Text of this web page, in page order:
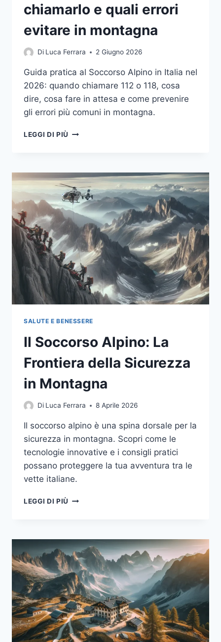
chiamarlo e quali errori
evitare in montagna
Di Luca Ferrara 2 Giugno 2026
Guida pratica al Soccorso Alpino in Italia nel
2026: quando chiamare 112 o 118, cosa
dire, cosa fare in attesa e come prevenire
gli errori più comuni in montagna.
LEGGI DI PIÙ SOCCORSO
NEL
2026:
COME
FUNZIONA
DAVVERO,
QUANDO
CHIAMARLO
E
QUALI
ERRORI
EVITARE
IN
MONTAGNA
SALUTE E BENESSERE
Il Soccorso Alpino: La
Frontiera della Sicurezza
in Montagna
Di Luca Ferrara 8 Aprile 2026
Il soccorso alpino è una spina dorsale per la
sicurezza in montagna. Scopri come le
tecnologie innovative e i consigli pratici
possano proteggere la tua avventura tra le
vette italiane.
LEGGI DI PIÙ IL
FRONTIERA
DELLA
SICUREZZA
IN
MONTAGNA